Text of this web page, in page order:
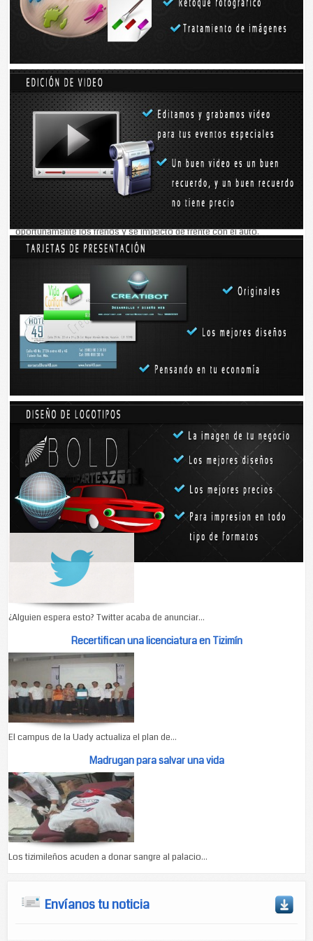
imprudencia de una conductora, quien al no respetar la señal de alto,
ocasionó que un par de jóvenes hermanos chocara y terminara en el
Al mediodía de ayer, lo dos jóvenes transitaban sobre la calle 44
cuando se impactaron en el costado derecho de un automóvil Bora
gris, con placas UUM-55-07 del estado de Quintana Roo, que era
conducido sobre la calle 59 hacia la 56 por Évelyn Aranda.
Al llegar a la altura de la calle 44, la mujer no respetó el alto ubicado en
esa esquina y prosiguió la marcha, justo cuando en esos momentos
pasaban Israel y Reyna Elizabeth López Rivero, a bordo de una moto
roja, conducida por el primero de los hermanos, quien no pudo aplicar
oportunamente los frenos y se impactó de frente con el auto.
El joven y su hermana cayeron al caliente pavimento. Curiosos que
escucharon el impacto se arremolinaron en la esquina, para ver y
escuchar los lamentos de los hermanos, quienes se quejaban de dolor
en las piernas y las manos. El más dañado fue el varón. Los hermanos
fueron trasladados al hospital San Carlos en una ambulancia de la Cruz
Roja. La conductora del auto asumió su responsabilidad.- Ermilo
Alcalá Dávila
Enlace:http://yucatan.com.mx/yucatan/tizimin/dos-hermanos-heridos-
por-una-imprudencia
Talvez le interese...
Conoce el nuevo logo de Twitter
¿Alguien espera esto? Twitter acaba de anunciar...
Recertifican una licenciatura en Tizimín
El campus de la Uady actualiza el plan de...
Madrugan para salvar una vida
Los tizimileños acuden a donar sangre al palacio...
Envíanos tu noticia